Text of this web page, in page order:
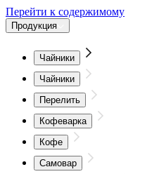
Перейти к содержимому
Продукция
Чайники
Чайники
Перелить
Кофеварка
Кофе
Самовар